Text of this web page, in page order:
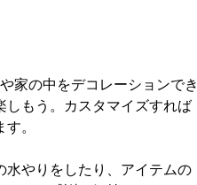
家の中をデコレーションでき
しもう。カスタマイズすれば
。
水やりをしたり、アイテムの